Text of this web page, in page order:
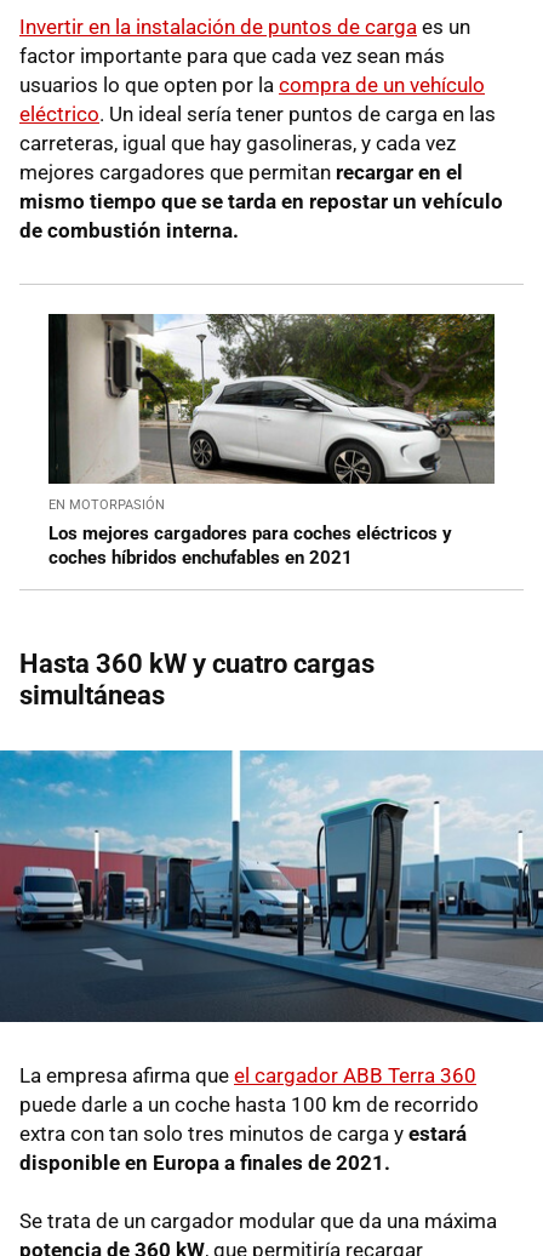
Invertir en la instalación de puntos de carga es un
factor importante para que cada vez sean más
usuarios lo que opten por la compra de un vehículo
eléctrico. Un ideal sería tener puntos de carga en las
carreteras, igual que hay gasolineras, y cada vez
mejores cargadores que permitan recargar en el
mismo tiempo que se tarda en repostar un vehículo
de combustión interna.
EN MOTORPASIÓN
Los mejores cargadores para coches eléctricos y
coches híbridos enchufables en 2021
Hasta 360 kW y cuatro cargas
simultáneas
La empresa afirma que el cargador ABB Terra 360
puede darle a un coche hasta 100 km de recorrido
extra con tan solo tres minutos de carga y estará
disponible en Europa a finales de 2021.
Se trata de un cargador modular que da una máxima
potencia de 360 kW, que permitiría recargar